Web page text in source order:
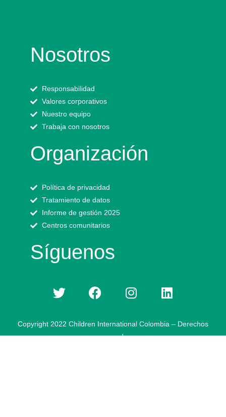
Nosotros
Responsabilidad
Valores corporativos
Nuestro equipo
Trabaja con nosotros
Organización
Política de privacidad
Tratamiento de datos
Informe de gestión 2025
Centros comunitarios
Síguenos
Copyright 2022 Children International Colombia – Derechos
reservados